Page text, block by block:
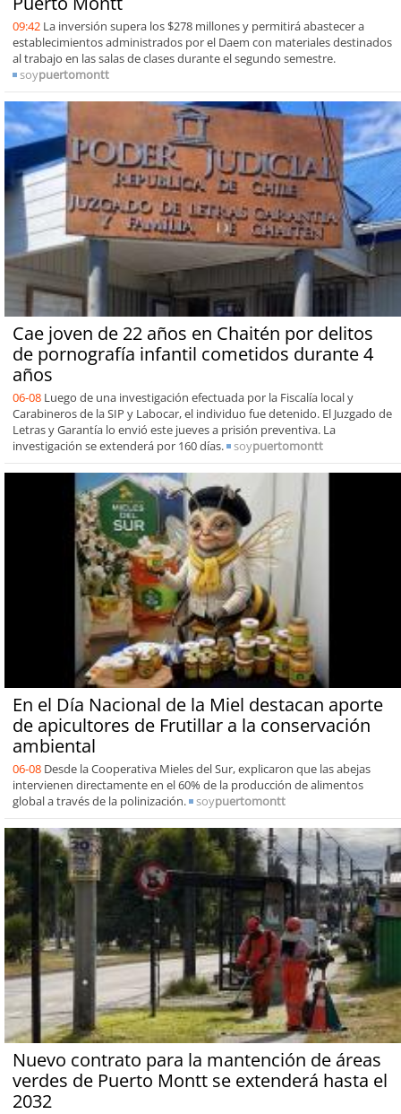
09:42 La inversión supera los $278 millones y permitirá abastecer a
establecimientos administrados por el Daem con materiales destinados
al trabajo en las salas de clases durante el segundo semestre.
soypuertomontt
Cae joven de 22 años en Chaitén por delitos
de pornografía infantil cometidos durante 4
años
06-08 Luego de una investigación efectuada por la Fiscalía local y
Carabineros de la SIP y Labocar, el individuo fue detenido. El Juzgado de
Letras y Garantía lo envió este jueves a prisión preventiva. La
investigación se extenderá por 160 días.
soypuertomontt
En el Día Nacional de la Miel destacan aporte
de apicultores de Frutillar a la conservación
ambiental
06-08 Desde la Cooperativa Mieles del Sur, explicaron que las abejas
intervienen directamente en el 60% de la producción de alimentos
global a través de la polinización.
soypuertomontt
Nuevo contrato para la mantención de áreas
verdes de Puerto Montt se extenderá hasta el
2032